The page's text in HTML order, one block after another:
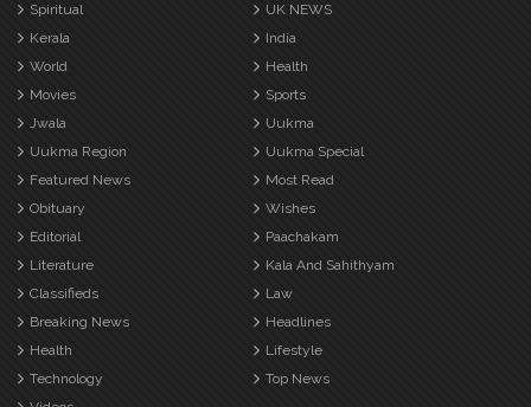
Spiritual
UK NEWS
Kerala
India
World
Health
Movies
Sports
Jwala
Uukma
Uukma Region
Uukma Special
Featured News
Most Read
Obituary
Wishes
Editorial
Paachakam
Literature
Kala And Sahithyam
Classifieds
Law
Breaking News
Headlines
Health
Lifestyle
Technology
Top News